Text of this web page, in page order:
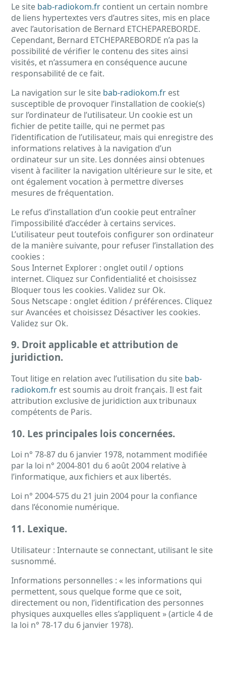
Le site bab-radiokom.fr contient un certain nombre
de liens hypertextes vers d’autres sites, mis en place
avec l’autorisation de Bernard ETCHEPAREBORDE.
Cependant, Bernard ETCHEPAREBORDE n’a pas la
possibilité de vérifier le contenu des sites ainsi
visités, et n’assumera en conséquence aucune
responsabilité de ce fait.
La navigation sur le site bab-radiokom.fr est
susceptible de provoquer l’installation de cookie(s)
sur l’ordinateur de l’utilisateur. Un cookie est un
fichier de petite taille, qui ne permet pas
l’identification de l’utilisateur, mais qui enregistre des
informations relatives à la navigation d’un
ordinateur sur un site. Les données ainsi obtenues
visent à faciliter la navigation ultérieure sur le site, et
ont également vocation à permettre diverses
mesures de fréquentation.
Le refus d’installation d’un cookie peut entraîner
l’impossibilité d’accéder à certains services.
L’utilisateur peut toutefois configurer son ordinateur
de la manière suivante, pour refuser l’installation des
cookies :
Sous Internet Explorer : onglet outil / options
internet. Cliquez sur Confidentialité et choisissez
Bloquer tous les cookies. Validez sur Ok.
Sous Netscape : onglet édition / préférences. Cliquez
sur Avancées et choisissez Désactiver les cookies.
Validez sur Ok.
9. Droit applicable et attribution de
juridiction.
Tout litige en relation avec l’utilisation du site bab-
radiokom.fr est soumis au droit français. Il est fait
attribution exclusive de juridiction aux tribunaux
compétents de Paris.
10. Les principales lois concernées.
Loi n° 78-87 du 6 janvier 1978, notamment modifiée
par la loi n° 2004-801 du 6 août 2004 relative à
l’informatique, aux fichiers et aux libertés.
Loi n° 2004-575 du 21 juin 2004 pour la confiance
dans l’économie numérique.
11. Lexique.
Utilisateur : Internaute se connectant, utilisant le site
susnommé.
Informations personnelles : « les informations qui
permettent, sous quelque forme que ce soit,
directement ou non, l’identification des personnes
physiques auxquelles elles s’appliquent » (article 4 de
la loi n° 78-17 du 6 janvier 1978).